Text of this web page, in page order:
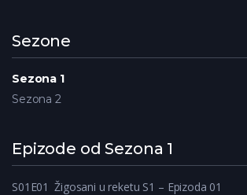
Sezone
Sezona 1
Sezona 2
Epizode od Sezona 1
S01E01 Žigosani u reketu S1 – Epizoda 01